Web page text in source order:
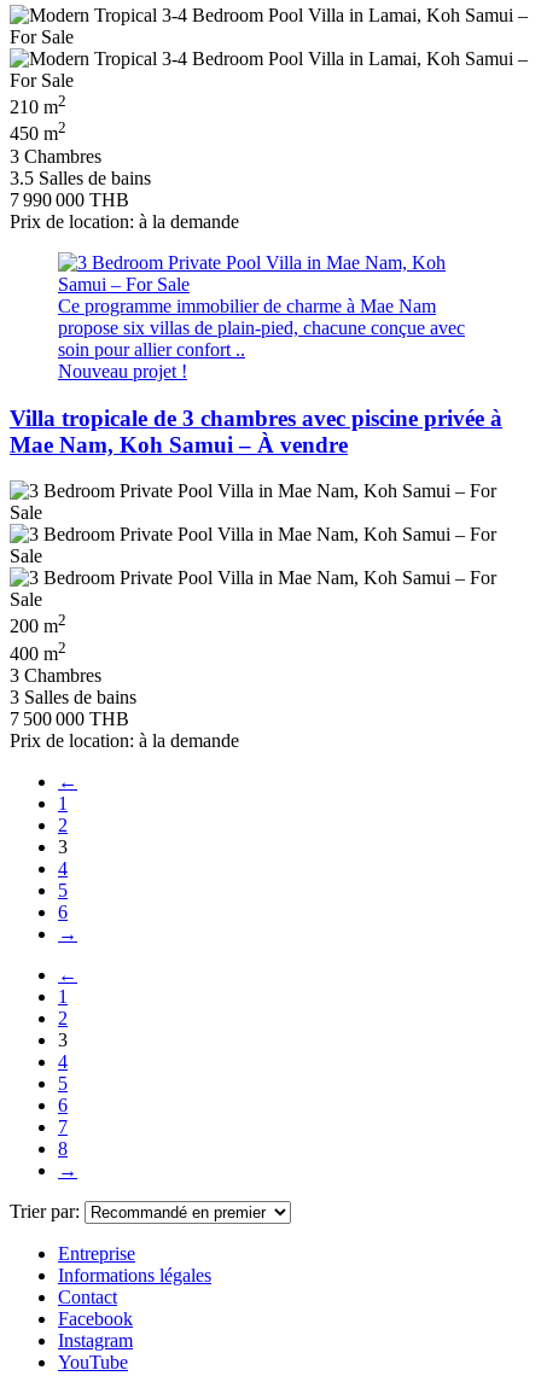
210 m2
450 m2
3 Chambres
3.5 Salles de bains
7 990 000 THB
Prix de location: à la demande
Ce programme immobilier de charme à Mae Nam
propose six villas de plain-pied, chacune conçue avec
soin pour allier confort ..
Nouveau projet !
Villa tropicale de 3 chambres avec piscine privée à
Mae Nam, Koh Samui – À vendre
200 m2
400 m2
3 Chambres
3 Salles de bains
7 500 000 THB
Prix de location: à la demande
←
1
2
3
4
5
6
→
←
1
2
3
4
5
6
7
8
→
Trier par:
Entreprise
Informations légales
Contact
Facebook
Instagram
YouTube